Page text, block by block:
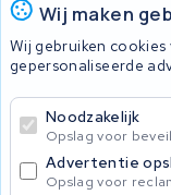
Wij maken
Wij gebruiken
gepersonaliseerde
Noodzakelijk
Opslag voor
Advertentie
Opslag voor
Nakijken en
Onherstelbaar